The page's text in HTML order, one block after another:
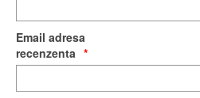
Email adresa
recenzenta